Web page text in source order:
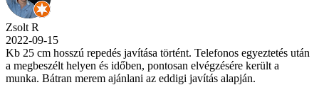
Zsolt R
2022-09-15
Kb 25 cm hosszú repedés javítása történt. Telefonos egyeztetés után
a megbeszélt helyen és időben, pontosan elvégzésére került a
munka. Bátran merem ajánlani az eddigi javítás alapján.